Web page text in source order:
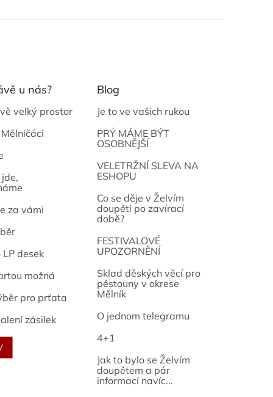
u nás?
velký prostor
za vámi
desek
možná
pro prťata
zásilek
Blog
Je to ve vašich rukou
PRÝ MÁME BÝT
OSOBNĚJŠÍ
VELETRŽNÍ SLEVA NA
ESHOPU
Co se děje v Želvím
doupěti po zavírací
době?
FESTIVALOVÉ
UPOZORNĚNÍ
Sklad děských věcí pro
pěstouny v okrese
Mělník
O jednom telegramu
4+1
Jak to bylo se Želvím
doupětem a pár
informací navíc...